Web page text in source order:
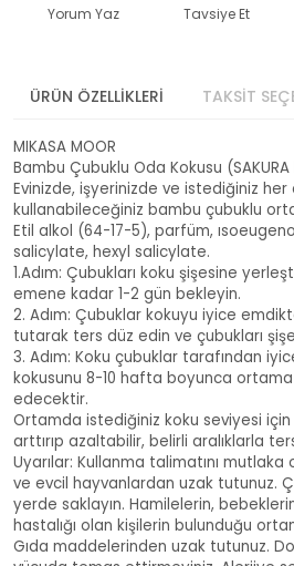
Yorum Yaz Tavsiye Et
ÜRÜN ÖZELLİKLERİ TAKSİT
MIKASA MOOR
Bambu Çubuklu Oda Kokusu
Evinizde, işyerinizde ve istediğiniz
kullanabileceğiniz bambu çubuklu
Etil alkol (64-17-5), parfüm,
salicylate, hexyl salicylate.
1.Adım: Çubukları koku şişesine
emene kadar 1-2 gün bekleyin.
2. Adım: Çubuklar kokuyu iyice
tutarak ters düz edin ve çubukları
3. Adım: Koku çubuklar tarafından
kokusunu 8-10 hafta boyunca
edecektir.
Ortamda istediğiniz koku seviyesi için
arttırıp azaltabilir, belirli aralıklarla
Uyarılar: Kullanma talimatını
ve evcil hayvanlardan uzak tutunuz.
yerde saklayın. Hamilelerin,
hastalığı olan kişilerin bulunduğu
Gıda maddelerinden uzak tutunuz.